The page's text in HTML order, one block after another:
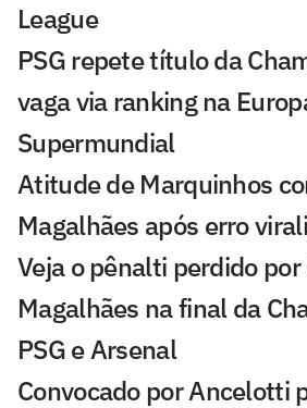
League
PSG repete título da
vaga via ranking na
Supermundial
Atitude de Marquinhos
Magalhães após erro
Veja o pênalti perdido
Magalhães na final da
PSG e Arsenal
Convocado por Ancelotti